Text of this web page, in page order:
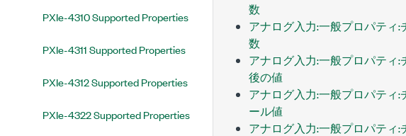
PXIe-4310 Supported Properties
PXIe-4311 Supported Properties
PXIe-4312 Supported Properties
PXIe-4322 Supported Properties
数
アナログ入力:一般プロパティ
数
アナログ入力:一般プロパティ
後の値
アナログ入力:一般プロパティ
ール値
アナログ入力:一般プロパティ